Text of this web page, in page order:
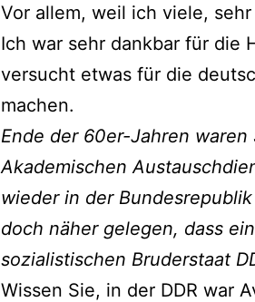
Vor allem, weil ich viele,
Ich war sehr dankbar für die
versucht etwas für die
machen.
Ende der 60er-Jahren
Akademischen
wieder in der
doch näher gelegen, dass
sozialistischen Bruderstaat
Wissen Sie, in der DDR war